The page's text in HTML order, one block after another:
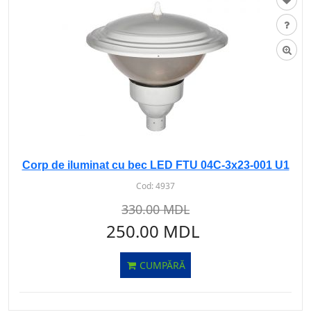
Corp de iluminat cu bec LED FTU 04C-3x23-001 U1
Cod:4937
330.00 MDL
250.00 MDL
CUMPĂRĂ